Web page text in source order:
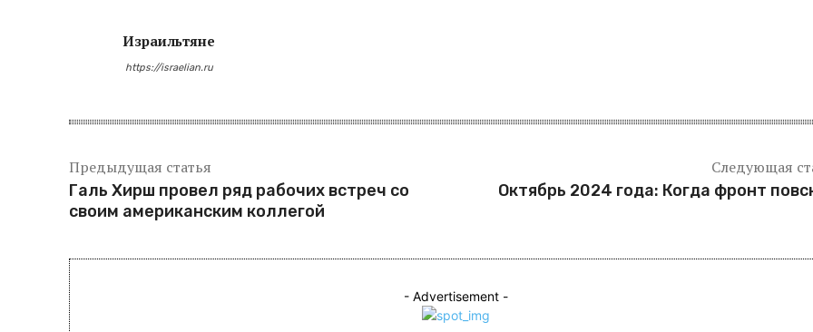
Израильтяне
https://israelian.ru
Предыдущая статья
Галь Хирш провел ряд рабочих встреч со
своим американским коллегой
Следующая
Октябрь 2024 года: Когда фронт
- Advertisement -